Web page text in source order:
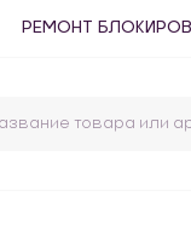
РЕМОНТ